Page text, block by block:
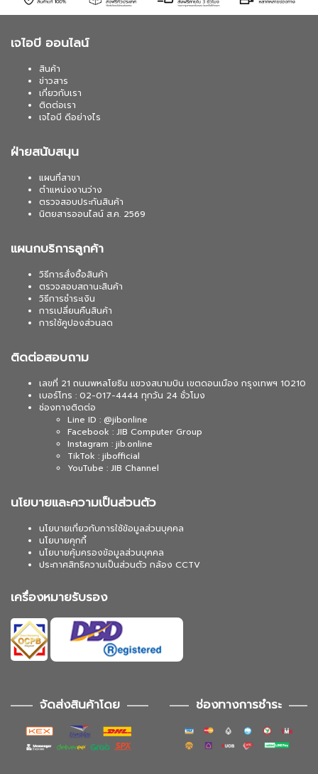
เจไอบี ออนไลน์
สินค้า
ข่าวสาร
เกี่ยวกับเรา
ติดต่อเรา
เจไอบี ดีอย่างไร
ฝ่ายสนับสนุน
แผนที่สาขา
ตำแหน่งงานว่าง
ตรวจสอบประกันสินค้า
นิตยสารออนไลน์ ส.ค. 2569
แผนกบริการลูกค้า
วิธีการสั่งซื้อสินค้า
ตรวจสอบสถานะสินค้า
วิธีการชำระเงิน
การเปลี่ยนคืนสินค้า
การใช้คูปองส่วนลด
ติดต่อสอบถาม
เลขที่ 21 ถนนพหลโยธิน แขวงสนามบิน เขตดอนเมือง กรุงเทพฯ 10210
เบอร์โทร : 02-017-4444 ทุกวัน 24 ชั่วโมง
ช่องทางติดต่อ
Line ID : @jibonline
Facebook : JIB Computer Group
Instagram : jib.online
TikTok : jibofficial
YouTube : JIB Channel
นโยบายและความเป็นส่วนตัว
นโยบายเกี่ยวกับการใช้ข้อมูลส่วนบุคคล
นโยบายคุกกี้
นโยบายคุ้มครองข้อมูลส่วนบุคคล
ประกาศสิทธิความเป็นส่วนตัว กล้อง CCTV
เครื่องหมายรับรอง
จัดส่งสินค้าโดย ช่องทางการชำระ